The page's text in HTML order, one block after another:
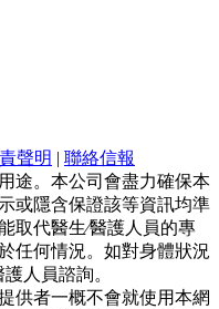
聲明 | 聯絡信報
途。本公司會盡力確保本
或隱含保證該等資訊均準
取代醫生∕醫護人員的專
任何情況。如對身體狀況
人員諮詢。
供者一概不會就使用本網